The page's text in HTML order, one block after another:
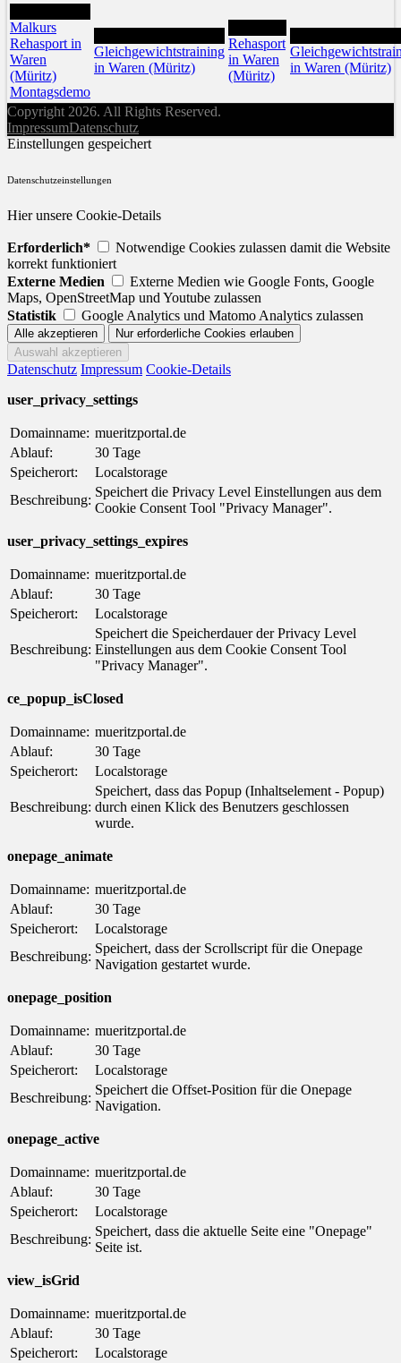
Malkurs
Rehasport in
Waren
(Müritz)
Montagsdemo
Gleichgewichtstraining
in Waren (Müritz)
Rehasport
in Waren
(Müritz)
in Waren (Müritz)
Copyright 2026. All Rights Reserved.
ImpressumDatenschutz
Einstellungen gespeichert
Datenschutzeinstellungen
Hier unsere Cookie-Details
Erforderlich*
Notwendige Cookies zulassen damit die Website
korrekt funktioniert
Externe Medien
Externe Medien wie Google Fonts, Google
Maps, OpenStreetMap und Youtube zulassen
Statistik
Google Analytics und Matomo Analytics zulassen
Datenschutz Impressum Cookie-Details
user_privacy_settings
Domainname: mueritzportal.de
Ablauf:
30 Tage
Speicherort:
Localstorage
Beschreibung:
Speichert die Privacy Level Einstellungen aus dem
Cookie Consent Tool "Privacy Manager".
user_privacy_settings_expires
Domainname: mueritzportal.de
Ablauf:
30 Tage
Speicherort:
Localstorage
Beschreibung:
Speichert die Speicherdauer der Privacy Level
Einstellungen aus dem Cookie Consent Tool
"Privacy Manager".
ce_popup_isClosed
Domainname: mueritzportal.de
Ablauf:
30 Tage
Speicherort:
Localstorage
Beschreibung:
Speichert, dass das Popup (Inhaltselement - Popup)
durch einen Klick des Benutzers geschlossen
wurde.
onepage_animate
Domainname: mueritzportal.de
Ablauf:
30 Tage
Speicherort:
Localstorage
Beschreibung:
Speichert, dass der Scrollscript für die Onepage
Navigation gestartet wurde.
onepage_position
Domainname: mueritzportal.de
Ablauf:
30 Tage
Speicherort:
Localstorage
Beschreibung:
Speichert die Offset-Position für die Onepage
Navigation.
onepage_active
Domainname: mueritzportal.de
Ablauf:
30 Tage
Speicherort:
Localstorage
Beschreibung:
Speichert, dass die aktuelle Seite eine "Onepage"
Seite ist.
view_isGrid
Domainname: mueritzportal.de
Ablauf:
30 Tage
Speicherort:
Localstorage